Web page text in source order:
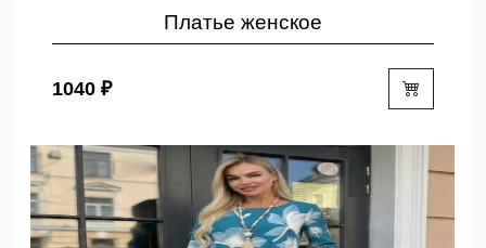
Платье женское
1040 ₽